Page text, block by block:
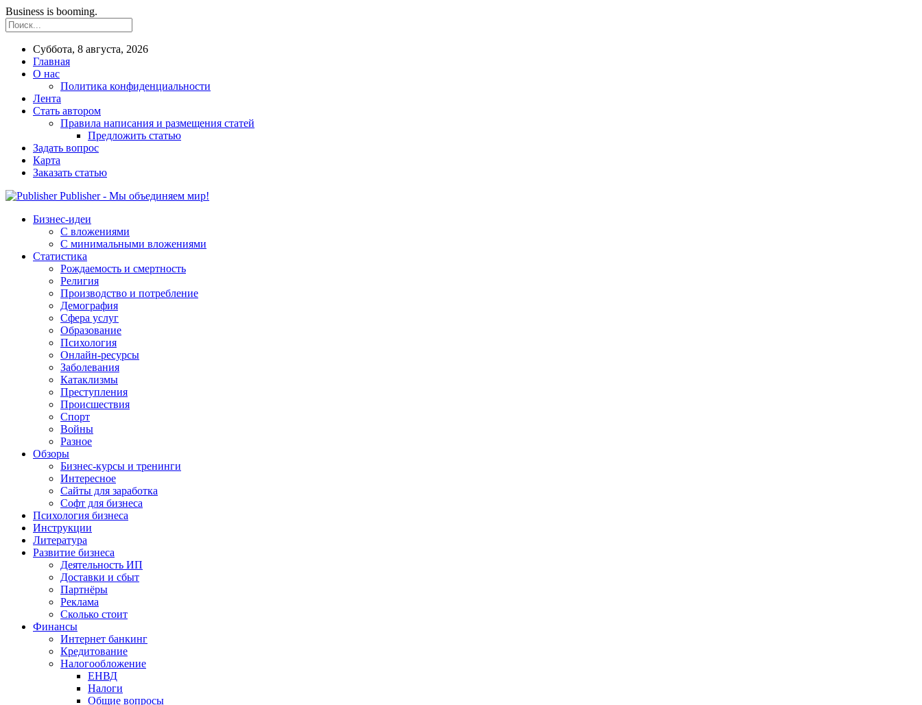
Business is booming.
Суббота, 8 августа, 2026
Главная
О нас
Политика конфиденциальности
Лента
Стать автором
Правила написания и размещения статей
Предложить статью
Задать вопрос
Карта
Заказать статью
Publisher - Мы объединяем мир!
Бизнес-идеи
С вложениями
С минимальными вложениями
Статистика
Рождаемость и смертность
Религия
Производство и потребление
Демография
Сфера услуг
Образование
Психология
Онлайн-ресурсы
Заболевания
Катаклизмы
Преступления
Происшествия
Спорт
Войны
Разное
Обзоры
Бизнес-курсы и тренинги
Интересное
Сайты для заработка
Софт для бизнеса
Психология бизнеса
Инструкции
Литература
Развитие бизнеса
Деятельность ИП
Доставки и сбыт
Партнёры
Реклама
Сколько стоит
Финансы
Интернет банкинг
Кредитование
Налогообложение
ЕНВД
Налоги
Общие вопросы